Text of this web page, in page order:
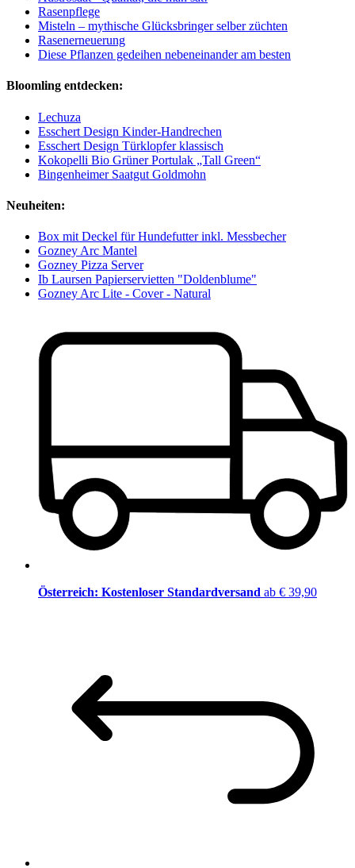
Rasenpflege
Misteln – mythische Glücksbringer selber züchten
Rasenerneuerung
Diese Pflanzen gedeihen nebeneinander am besten
Bloomling entdecken:
Lechuza
Esschert Design Kinder-Handrechen
Esschert Design Türklopfer klassisch
Kokopelli Bio Grüner Portulak „Tall Green“
Bingenheimer Saatgut Goldmohn
Neuheiten:
Box mit Deckel für Hundefutter inkl. Messbecher
Gozney Arc Mantel
Gozney Pizza Server
Ib Laursen Papierservietten "Doldenblume"
Gozney Arc Lite - Cover - Natural
Österreich: Kostenloser Standardversand ab € 39,90